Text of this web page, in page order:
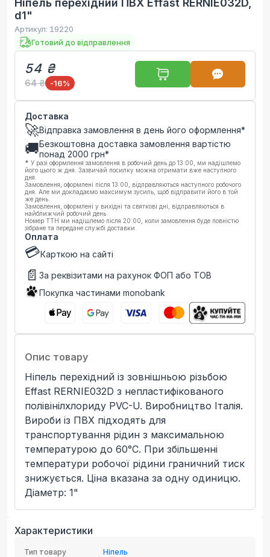
Ніпель перехідний ПВХ Effast RERNIE032D,
d1"
Артикул: 19220
Готовий до відправлення
54 ₴
64 ₴ -16%
Доставка
🚀Відправка замовлення в день його оформлення*
🚚Безкоштовна доставка замовлення вартістю
понад 2000 грн*
* У разі оформлення замовлення в робочий день до 13:00, ми надішлемо
його цього ж дня. Зазвичай посилку можна отримати вже наступного
дня.
Замовлення, оформлені після 13:00, відправляються наступного робочого
дня. Але ми докладаємо максимум зусиль, щоб відправити його в той
же день.
Замовлення, оформлені у вихідні та святкові дні, відправляються в
найближчий робочий день.
Номер ТТН ми надішлемо після 20:00, коли замовлення буде повністю
зібране та передане службі доставки.
Оплата
💳Карткою на сайті
📄 За реквізитами на рахунок ФОП або ТОВ
Покупка частинами monobank
Опис товару
Ніпель перехідний із зовнішньою різьбою
Effast RERNIE032D з непластифікованого
полівінілхлориду PVC-U. Виробництво Італія.
Вироби із ПВХ підходять для
транспортування рідин з максимальною
температурою до 60°C. При збільшенні
температури робочої рідини граничний тиск
знижується. Ціна вказана за одну одиницю.
Діаметр: 1"
Характеристики
Тип товару Ніпель